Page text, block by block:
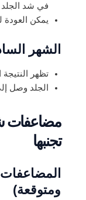
في شد الجلد
يمكن العودة
الشهر
تظهر النتيجة
الجلد وصل
مضاعفات
تجنبها
ومتوقعة)